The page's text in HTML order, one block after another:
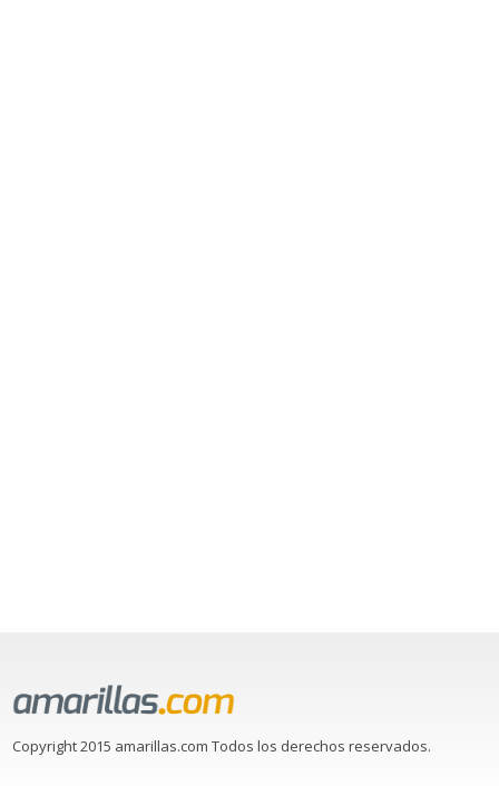
Copyright 2015 amarillas.com Todos los derechos reservados.